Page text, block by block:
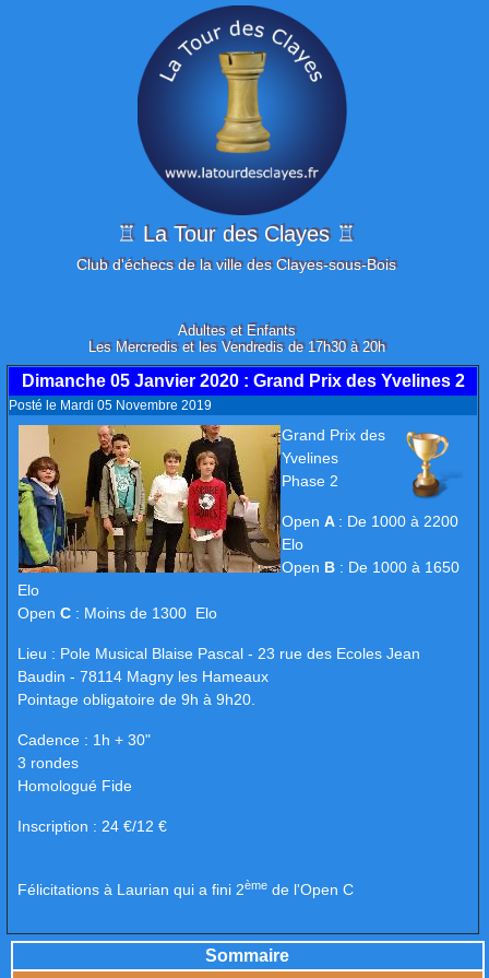
♖ La Tour des Clayes ♖
Club d'échecs de la ville des Clayes-sous-Bois
Adultes et Enfants
Les Mercredis et les Vendredis de 17h30 à 20h
Dimanche 05 Janvier 2020: Grand Prix des Yvelines 2
Posté le Mardi 05 Novembre 2019
Grand Prix des
Yvelines
Phase 2
Open A : De 1000 à 2200
Elo
Open B : De 1000 à 1650
Elo
Open C : Moins de 1300 Elo
Lieu : Pole Musical Blaise Pascal - 23 rue des Ecoles Jean
Baudin - 78114 Magny les Hameaux
Pointage obligatoire de 9h à 9h20.
Cadence : 1h + 30"
3 rondes
Homologué Fide
Inscription : 24 €/12 €
Félicitations à Laurian qui a fini 2ème de l'Open C
Sommaire